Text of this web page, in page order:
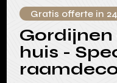
Gratis offerte in
huis -